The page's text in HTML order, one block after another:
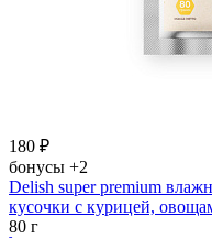
180 ₽
бонусы +2
Delish super premium
кусочки с курицей,
80 г